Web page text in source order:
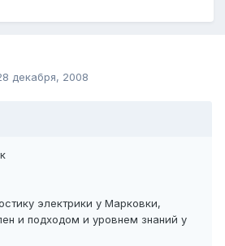
декабря, 2008
электрики у Марковки,
и подходом и уровнем знаний у